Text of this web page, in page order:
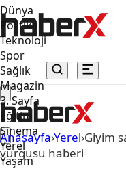
Dünya
Politika
Teknoloji
Spor
Sağlık
Magazin
3. Sayfa
Eğitim
Sinema
Yerel
Yaşam
Anasayfa›Yerel›Giyim
vurgusu haberi